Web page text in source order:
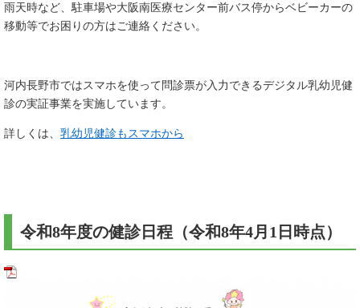
雨天時など、駐車場や大阪南医療センター前バス停からベビーカーの
移動等でお困りの方はご連絡ください。
河内長野市ではスマホを使って問診票が入力できるデジタル乳幼児健
診の実証事業を実施しています。
詳しくは、 乳幼児健診もスマホから
令和8年度の健診日程（令和8年4月1日時点）